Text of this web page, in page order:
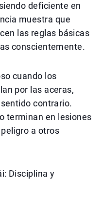
deficiente en
muestra que
las reglas básicas
conscientemente.
cuando los
por las aceras,
contrario.
terminan en lesiones
a otros
Disciplina y